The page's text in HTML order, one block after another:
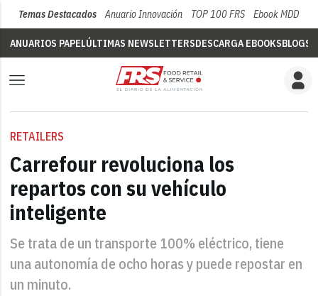
Temas Destacados Anuario Innovación TOP 100 FRS Ebook MDD
ANUARIOS PAPELÚLTIMAS NEWSLETTERSDESCARGA EBOOKSBLOGS
RETAILERS
Carrefour revoluciona los
repartos con su vehículo
inteligente
Se trata de un transporte 100% eléctrico, tiene
una autonomía de ocho horas y puede repostar en
un minuto.